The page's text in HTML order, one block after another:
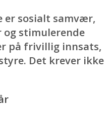
er sosialt samvær,
stimulerende
på frivillig innsats,
Det krever ikke